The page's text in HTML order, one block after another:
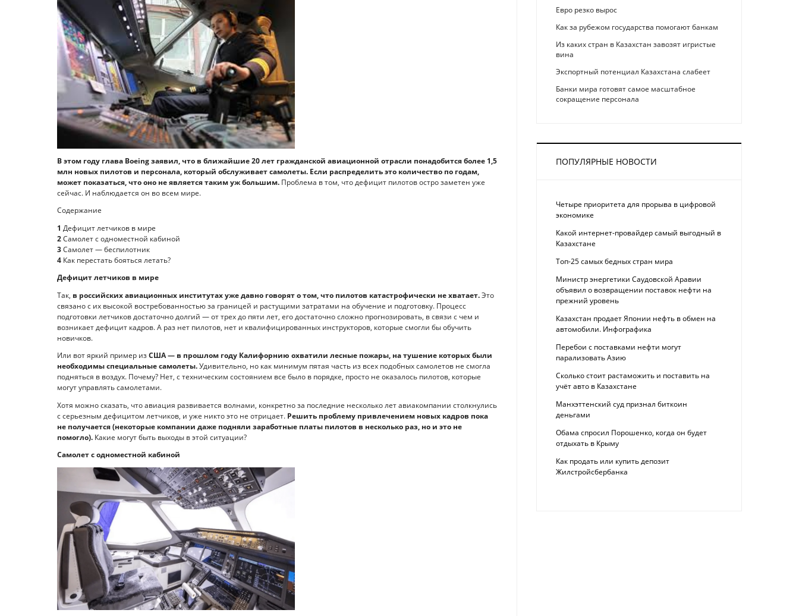
В этом году глава Boeing заявил, что в ближайшие 20 лет гражданской авиационной отрасли понадобится более 1,5
млн новых пилотов и персонала, который обслуживает самолеты. Если распределить это количество по годам,
может показаться, что оно не является таким уж большим. Проблема в том, что дефицит пилотов остро заметен уже
сейчас. И наблюдается он во всем мире.
Содержание
1 Дефицит летчиков в мире
2Самолет с одноместной кабиной
3Самолет — беспилотник
4 Как перестать бояться летать?
Дефицит летчиков в мире
Так, в российских авиационных институтах уже давно говорят о том, что пилотов катастрофически не хватает.Это
связано с их высокой востребованностью за границей и растущими затратами на обучение и подготовку. Процесс
подготовки летчиков достаточно долгий — от трех до пяти лет, его достаточно сложно прогнозировать, в связи с чем и
возникает дефицит кадров. А раз нет пилотов, нет и квалифицированных инструкторов, которые смогли бы обучить
новичков.
Или вот яркий пример изСША — в прошлом году Калифорнию охватили лесные пожары, на тушение которых были
необходимы специальные самолеты.Удивительно, но как минимум пятая часть из всех подобных самолетов не смогла
подняться в воздух. Почему? Нет, с техническим состоянием все было в порядке, просто не оказалось пилотов, которые
могут управлять самолетами.
Хотя можно сказать, что авиация развивается волнами, конкретно за последние несколько лет авиакомпании столкнулись
с серьезным дефицитом летчиков, и уже никто это не отрицает. Решить проблему привлечением новых кадров пока
не получается (некоторые компании даже подняли заработные платы пилотов в несколько раз, но и это не
помогло). Какие могут быть выходы в этой ситуации?
Самолет с одноместной кабиной
Eврo рeзкo вырос
Как за рубежом государства помогают банкам
Из каких стран в Казахстан завозят игристые
вина
Экспортный потенциал Казахстана слабеет
Банки мира готовят самое масштабное
сокращение персонала
ПОПУЛЯРНЫЕ НОВОСТИ
Четыре приоритета для прорыва в цифровой
экономике
Какой интернет-провайдер самый выгодный в
Казахстане
Топ-25 самых бедных стран мира
Министр энергетики Саудовской Аравии
объявил о возвращении поставок нефти на
прежний уровень
Казахстан продает Японии нефть в обмен на
автомобили. Инфографика
Перебои с поставками нефти могут
парализовать Азию
Сколько стоит растаможить и поставить на
учёт авто в Казахстане
Манхэттенский суд признал биткоин
деньгами
Обама спросил Порошенко, когда он будет
отдыхать в Крыму
Как продать или купить депозит
Жилстройсбербанка